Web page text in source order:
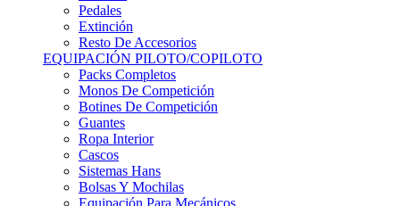
Extinción
Resto De Accesorios
EQUIPACIÓN PILOTO/COPILOTO
Packs Completos
Monos De Competición
Botines De Competición
Guantes
Ropa Interior
Cascos
Sistemas Hans
Bolsas Y Mochilas
Equipación Para Mecánicos
ANUNCIOS DE COMPRA